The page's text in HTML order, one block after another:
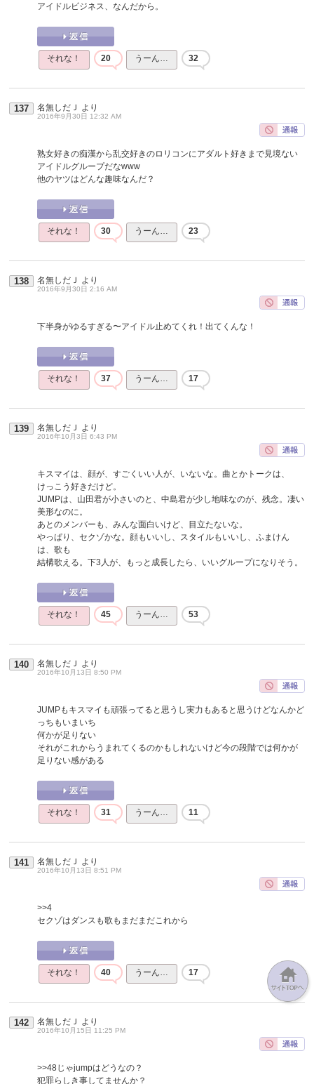
アイドルビジネス、なんだから。
それな！ 20 うーん… 32
137 名無しだＪ より
2016年9月30日 12:32 AM
熟女好きの痴漢から乱交好きのロリコンにアダルト好きまで見境ない
アイドルグループだなwww
他のヤツはどんな趣味なんだ？
それな！ 30 うーん… 23
138 名無しだＪ より
2016年9月30日 2:16 AM
下半身がゆるすぎる〜アイドル止めてくれ！出てくんな！
それな！ 37 うーん… 17
139 名無しだＪ より
2016年10月3日 6:43 PM
キスマイは、顔が、すごくいい人が、いないな。曲とかトークは、
けっこう好きだけど。
JUMPは、山田君が小さいのと、中島君が少し地味なのが、残念。凄い
美形なのに。
あとのメンバーも、みんな面白いけど、目立たないな。
やっぱり、セクゾかな。顔もいいし、スタイルもいいし、ふまけん
は、歌も
結構歌える。下3人が、もっと成長したら、いいグループになりそう。
それな！ 45 うーん… 53
140 名無しだＪ より
2016年10月13日 8:50 PM
JUMPもキスマイも頑張ってると思うし実力もあると思うけどなんかど
っちもいまいち
何かが足りない
それがこれからうまれてくるのかもしれないけど今の段階では何かが
足りない感がある
それな！ 31 うーん… 11
141 名無しだＪ より
2016年10月13日 8:51 PM
>>4
セクゾはダンスも歌もまだまだこれから
それな！ 40 うーん… 17
142 名無しだＪ より
2016年10月15日 11:25 PM
>>48じゃjumpはどうなの？
犯罪らしき事してませんか？